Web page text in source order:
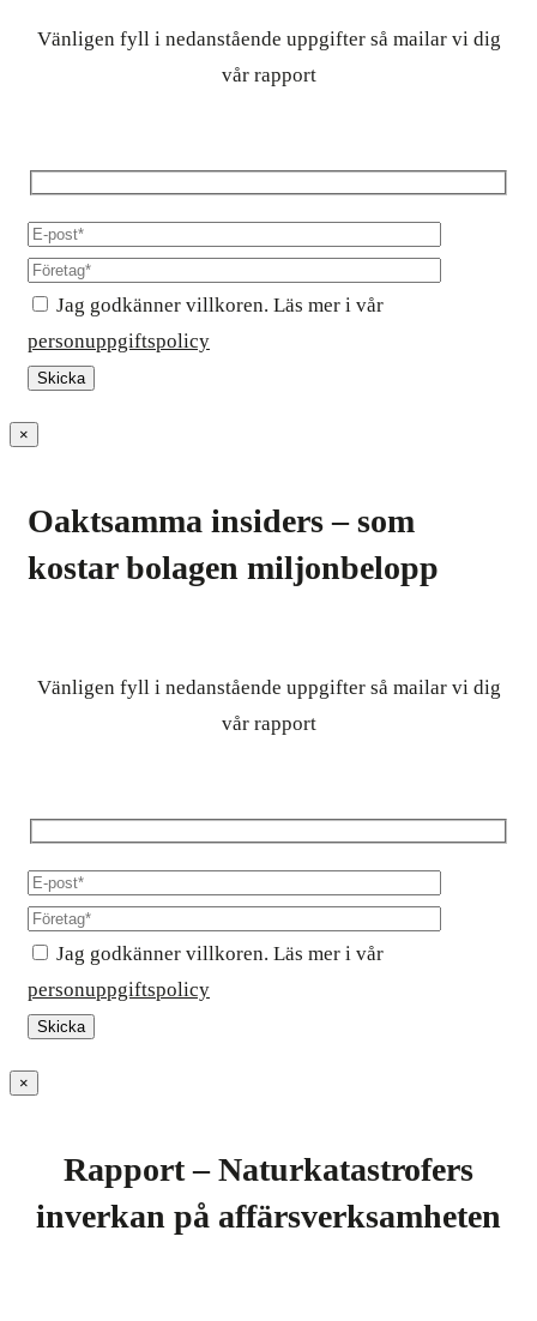
Vänligen fyll i nedanstående uppgifter så mailar vi dig
vår rapport
Jag godkänner villkoren. Läs mer i vår
personuppgiftspolicy
×
Oaktsamma insiders – som
kostar bolagen miljonbelopp
Vänligen fyll i nedanstående uppgifter så mailar vi dig
vår rapport
Jag godkänner villkoren. Läs mer i vår
personuppgiftspolicy
×
Rapport – Naturkatastrofers
inverkan på affärsverksamheten